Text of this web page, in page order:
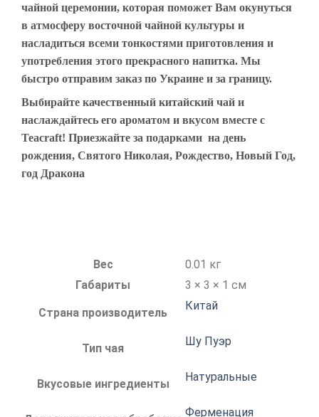
чайной церемонии, которая поможет Вам окунуться
в атмосферу восточной чайной культуры и
насладиться всеми тонкостями приготовления и
употребления этого прекрасного напитка. Мы
быстро отправим заказ по Украине и за границу.
Выбирайте качественный китайский чай и
наслаждайтесь его ароматом и вкусом вместе с
Teacraft! Приезжайте за подарками на день
рождения, Святого Николая, Рождество, Новый Год,
год Дракона
Вес
0.01 кг
Габариты
3 × 3 × 1 см
Страна производитель
Китай
Тип чая
Шу Пуэр
Вкусовые ингредиенты
Натуральные
Ферменация